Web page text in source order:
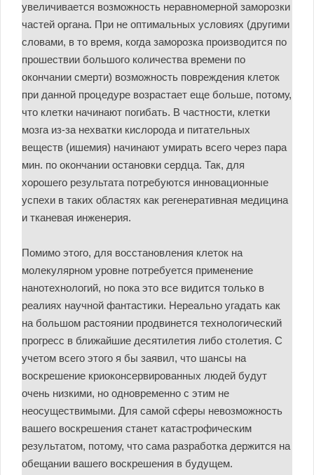
увеличивается возможность неравномерной заморозки
частей органа. При не оптимальных условиях (другими
словами, в то время, когда заморозка производится по
прошествии большого количества времени по
окончании смерти) возможность повреждения клеток
при данной процедуре возрастает еще больше, потому,
что клетки начинают погибать. В частности, клетки
мозга из-за нехватки кислорода и питательных
веществ (ишемия) начинают умирать всего через пара
мин. по окончании остановки сердца. Так, для
хорошего результата потребуются инновационные
успехи в таких областях как регенеративная медицина
и тканевая инженерия.
Помимо этого, для восстановления клеток на
молекулярном уровне потребуется применение
нанотехнологий, но пока это все видится только в
реалиях научной фантастики. Нереально угадать как
на большом растоянии продвинется технологический
прогресс в ближайшие десятилетия либо столетия. С
учетом всего этого я бы заявил, что шансы на
воскрешение криоконсервированных людей будут
очень низкими, но одновременно с этим не
неосуществимыми. Для самой сферы невозможность
вашего воскрешения станет катастрофическим
результатом, потому, что сама разработка держится на
обещании вашего воскрешения в будущем.